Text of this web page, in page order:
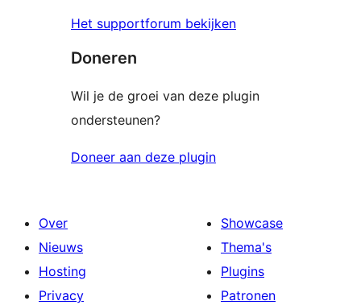
Het supportforum bekijken
Doneren
Wil je de groei van deze plugin
ondersteunen?
Doneer aan deze plugin
Over
Nieuws
Hosting
Privacy
Showcase
Thema's
Plugins
Patronen